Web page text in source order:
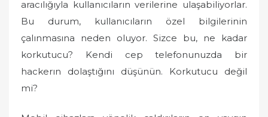
aracılığıyla kullanıcıların verilerine ulaşabiliyorlar.
Bu durum, kullanıcıların özel bilgilerinin
çalınmasına neden oluyor. Sizce bu, ne kadar
korkutucu? Kendi cep telefonunuzda bir
hackerın dolaştığını düşünün. Korkutucu değil
mi?